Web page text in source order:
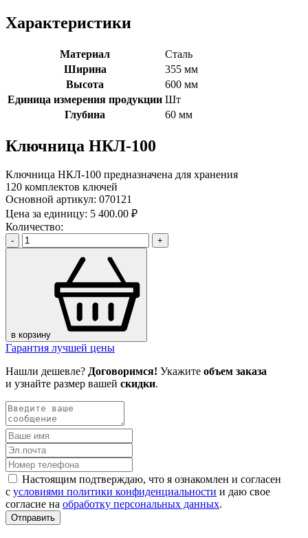
Характеристики
Материал
Сталь
Ширина
355 мм
Высота
600 мм
Единица измерения продукции Шт
Глубина
60 мм
Ключница НКЛ-100
Ключница НКЛ-100 предназначена для хранения
120 комплектов ключей
Основной артикул: 070121
Цена за единицу: 5 400.00 ₽
Количество:
- +
в корзину
Гарантия лучшей цены
Нашли дешевле? Договоримся! Укажите объем заказа
и узнайте размер вашей скидки.
Настоящим подтверждаю, что я ознакомлен и согласен
с условиями политики конфиденциальности и даю свое
согласие на обработку персональных данных.
Отправить